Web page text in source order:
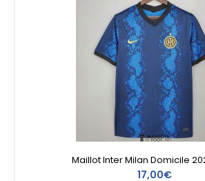
Maillot Inter Milan Domicile
17,00€